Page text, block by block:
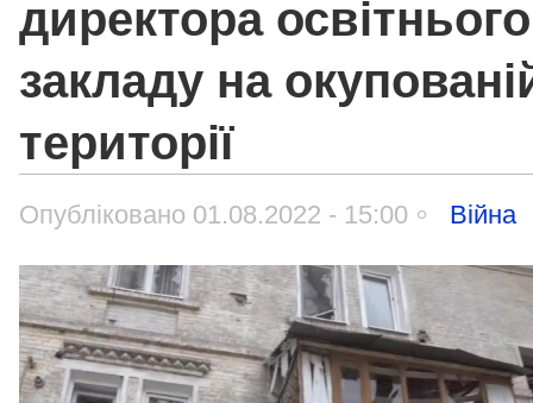
директора освітнього
закладу на
території
Опубліковано 01.08.2022 - 15:00 Війна